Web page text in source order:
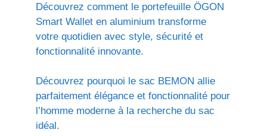
Découvrez comment le portefeuille ÖGON
Smart Wallet en aluminium transforme
votre quotidien avec style, sécurité et
fonctionnalité innovante.
Découvrez pourquoi le sac BEMON allie
parfaitement élégance et fonctionnalité pour
l’homme moderne à la recherche du sac
idéal.